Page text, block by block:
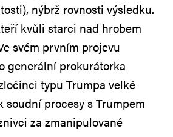
nýbrž rovnosti výsledku.
kvůli starci nad hrobem
svém prvním projevu
generální prokurátorka
typu Trumpa velké
soudní procesy s Trumpem
za zmanipulované